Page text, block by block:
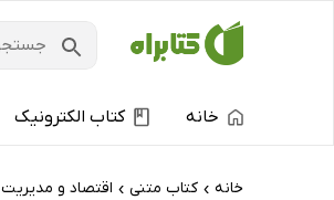
خانه کتاب الکترونیک
خانه › کتاب‌ متنی › اقتصاد و مدیریت